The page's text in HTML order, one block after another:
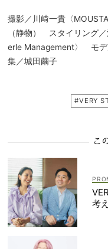
撮影／川﨑一貴〈
（静物） スタイリング
erle Management〉 モ
集／城田繭子
#VERY
こ
考